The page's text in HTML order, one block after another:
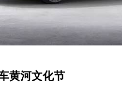
黄河文化节